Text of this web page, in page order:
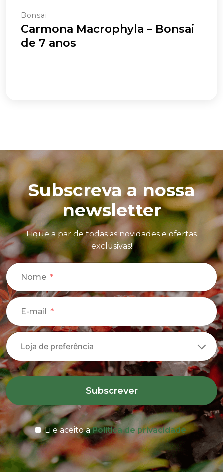
Bonsai
Carmona Macrophyla – Bonsai
de 7 anos
Subscreva a nossa
newsletter
Fique a par de todas as novidades e ofertas
exclusivas!
Nome
E-mail
Subscrever
Li e aceito aPolítica de privacidade